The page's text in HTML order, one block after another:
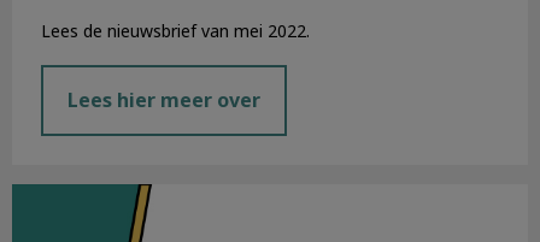
Lees de nieuwsbrief van mei 2022.
Lees hier meer over
Nieuwsbrief april 2022